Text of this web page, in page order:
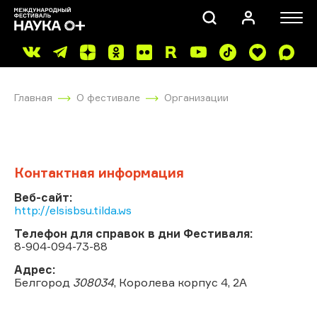
Главная О фестивале Организации
Контактная информация
Веб-сайт:
http://elsisbsu.tilda.ws
Телефон для справок в дни Фестиваля:
8-904-094-73-88
Адрес:
Белгород 308034, Королева корпус 4, 2А